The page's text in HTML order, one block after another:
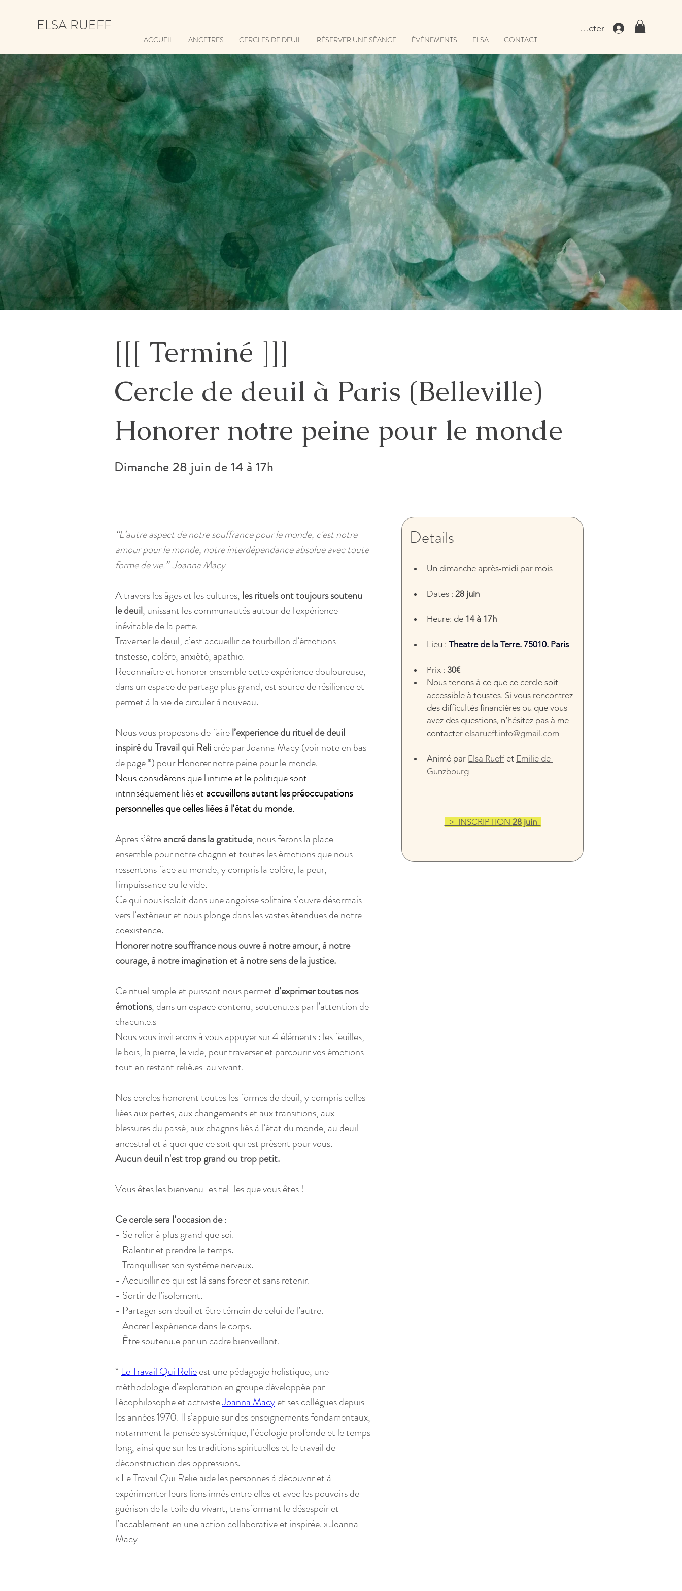
ELSA RUEFF Se connecter
ACCUEIL ANCETRES CERCLES DE DEUIL RÉSERVER UNE SÉANCE ÉVÉNEMENTS ELSA CONTACT
[[[ Terminé ]]]
Cercle de deuil à Paris (Belleville)
Honorer notre peine pour le monde
Dimanche 28 juin de 14 à 17h
“L’autre aspect de notre souffrance pour le monde, c'est notre
amour pour le monde, notre interdépendance absolue avec toute
forme de vie.”  Joanna Macy
A travers les âges et les cultures, les rituels ont toujours soutenu
le deuil, unissant les communautés autour de l'expérience
inévitable de la perte.
Traverser le deuil, c’est accueillir ce tourbillon d’émotions -
tristesse, colère, anxiété, apathie.
Reconnaître et honorer ensemble cette expérience douloureuse,
dans un espace de partage plus grand, est source de résilience et
permet à la vie de circuler à nouveau.
Nous vous proposons de faire l’experience du rituel de deuil
inspiré du Travail qui Reli crée par Joanna Macy (voir note en bas
de page *) pour Honorer notre peine pour le monde.
Nous considérons que l'intime et le politique sont
intrinsèquement liés et accueillons autant les préoccupations
personnelles que celles liées à l'état du monde.
Apres s’être ancré dans la gratitude, nous ferons la place
ensemble pour notre chagrin et toutes les émotions que nous
ressentons face au monde, y compris la colére, la peur,
l'impuissance ou le vide.
Ce qui nous isolait dans une angoisse solitaire s’ouvre désormais
vers l’extérieur et nous plonge dans les vastes étendues de notre
coexistence.
Honorer notre souffrance nous ouvre à notre amour, à notre
courage, à notre imagination et à notre sens de la justice.
Ce rituel simple et puissant nous permet d’exprimer toutes nos
émotions, dans un espace contenu, soutenu.e.s par l’attention de
chacun.e.s
Nous vous inviterons à vous appuyer sur 4 éléments : les feuilles,
le bois, la pierre, le vide, pour traverser et parcourir vos émotions
tout en restant relié.es  au vivant.
Nos cercles honorent toutes les formes de deuil, y compris celles
liées aux pertes, aux changements et aux transitions, aux
blessures du passé, aux chagrins liés à l’état du monde, au deuil
ancestral et à quoi que ce soit qui est présent pour vous.
Aucun deuil n'est trop grand ou trop petit.
Vous êtes les bienvenu-es tel-les que vous êtes !
Ce cercle sera l’occasion de :
- Se relier à plus grand que soi.
- Ralentir et prendre le temps.
- Tranquilliser son système nerveux.
- Accueillir ce qui est là sans forcer et sans retenir.
- Sortir de l’isolement.
- Partager son deuil et être témoin de celui de l’autre.
- Ancrer l'expérience dans le corps.
- Être soutenu.e par un cadre bienveillant.
* Le Travail Qui Relie est une pédagogie holistique, une
méthodologie d'exploration en groupe développée par
l'écophilosophe et activiste Joanna Macy et ses collègues depuis
les années 1970. Il s’appuie sur des enseignements fondamentaux,
notamment la pensée systémique, l’écologie profonde et le temps
long, ainsi que sur les traditions spirituelles et le travail de
déconstruction des oppressions.
« Le Travail Qui Relie aide les personnes à découvrir et à
expérimenter leurs liens innés entre elles et avec les pouvoirs de
guérison de la toile du vivant, transformant le désespoir et
l’accablement en une action collaborative et inspirée. » Joanna
Macy
Details
Un dimanche après-midi par mois
Dates : 28 juin
Heure: de 14 à 17h
Lieu : Theatre de la Terre. 75010. Paris
Prix : 30€
Nous tenons à ce que ce cercle soit
accessible à toustes. Si vous rencontrez
des difficultés financières ou que vous
avez des questions, n’hésitez pas à me
contacter elsarueff.info@gmail.com
Animé par Elsa Rueff et Emilie de
Gunzbourg
>  INSCRIPTION 28 juin